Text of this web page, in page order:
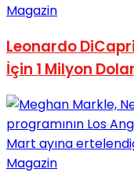
Magazin
Leonardo
İçin 1 Milyon
Magazin